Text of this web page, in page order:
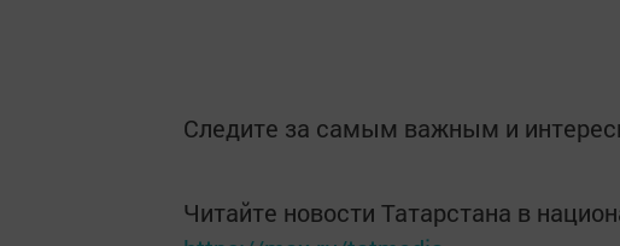
Следите за самым важным и
Читайте новости Татарстана в